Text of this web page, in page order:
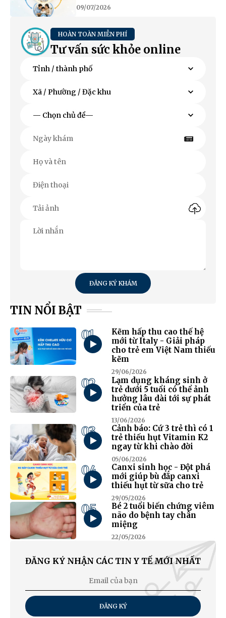
09/07/2026
HOÀN TOÀN MIỄN PHÍ
Tư vấn sức khỏe online
ĐĂNG KÝ KHÁM
TIN NỔI BẬT
01
Kẽm hấp thu cao thế hệ
mới từ Italy - Giải pháp
cho trẻ em Việt Nam thiếu
kẽm
29/06/2026
02
Lạm dụng kháng sinh ở
trẻ dưới 5 tuổi có thể ảnh
hưởng lâu dài tới sự phát
triển của trẻ
13/06/2026
03
Cảnh báo: Cứ 3 trẻ thì có 1
trẻ thiếu hụt Vitamin K2
ngay từ khi chào đời
05/06/2026
04
Canxi sinh học - Đột phá
mới giúp bù đắp canxi
thiếu hụt từ sữa cho trẻ
29/05/2026
05
Bé 2 tuổi biến chứng viêm
não do bệnh tay chân
miệng
22/05/2026
ĐĂNG KÝ NHẬN CÁC TIN Y TẾ MỚI NHẤT
ĐĂNG KÝ